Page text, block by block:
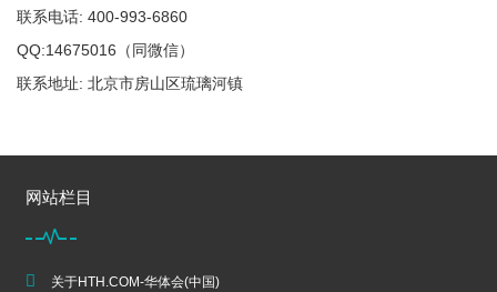
联系电话: 400-993-6860
QQ:14675016（同微信）
联系地址: 北京市房山区琉璃河镇
网站栏目
关于HTH.COM-华体会(中国)